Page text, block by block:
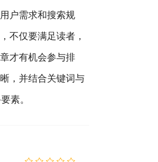
户需求和搜索规
不仅要满足读者，
才有机会参与排
，并结合关键词与
素。